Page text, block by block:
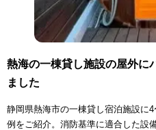
熱海の一棟貸し施設の屋外に
ました
静岡県熱海市の一棟貸し宿泊施設に
例をご紹介。消防基準に適合した設